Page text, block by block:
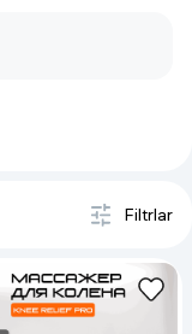
Filtrlar